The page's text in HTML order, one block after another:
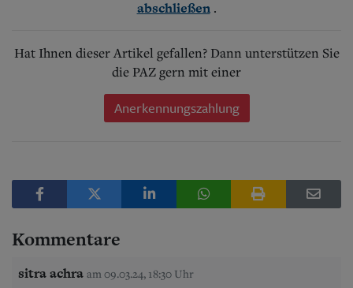
abschließen .
Hat Ihnen dieser Artikel gefallen? Dann unterstützen Sie
die PAZ gern mit einer
Anerkennungszahlung
Kommentare
sitra achra am 09.03.24, 18:30 Uhr